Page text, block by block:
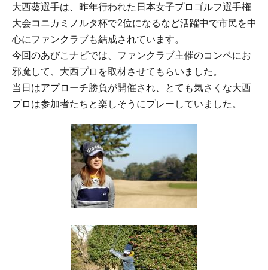
大西葵選手は、昨年行われた日本女子プロゴルフ選手権
大会コニカミノルタ杯で2位になるなど活躍中で市民を中
心にファンクラブも結成されています。
今回のあびこナビでは、ファンクラブ主催のコンペにお
邪魔して、大西プロを取材させてもらいました。
当日はアプローチ勝負が開催され、とても気さくな大西
プロは参加者たちと楽しそうにプレーしていました。